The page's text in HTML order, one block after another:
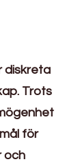
diskreta
Trots
för
och